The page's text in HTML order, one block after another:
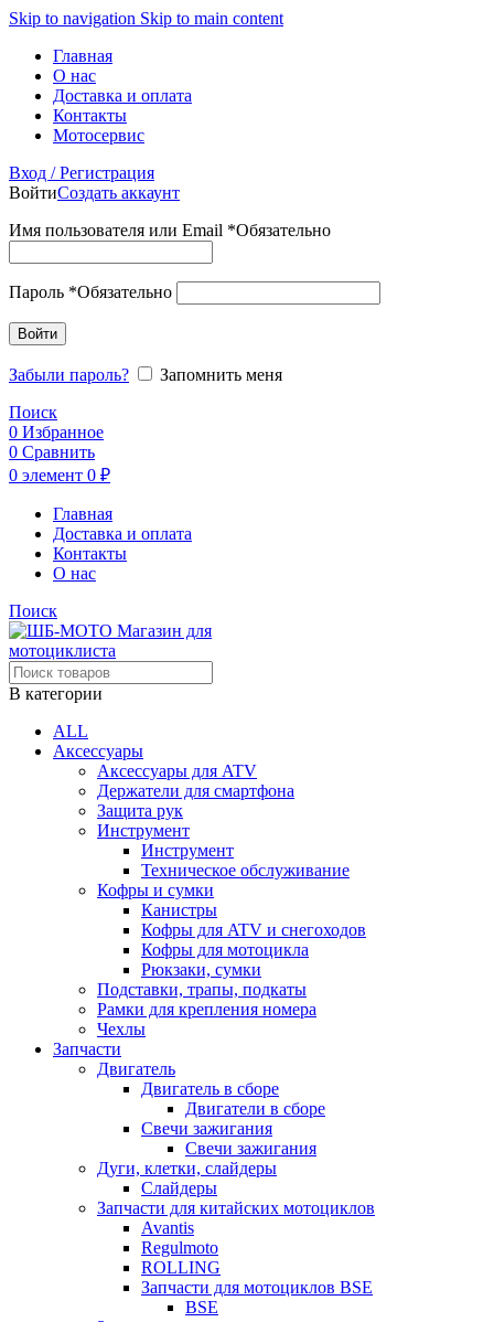
Skip to navigation Skip to main content
Главная
О нас
Доставка и оплата
Контакты
Мотосервис
Вход / Регистрация
ВойтиСоздать аккаунт
Имя пользователя или Email *Обязательно
Пароль *Обязательно
Войти
Забыли пароль?
Запомнить меня
Поиск
0 Избранное
0 Сравнить
0 элемент 0 ₽
Главная
Доставка и оплата
Контакты
О нас
Поиск
В категории
ALL
Аксессуары
Аксессуары для ATV
Держатели для смартфона
Защита рук
Инструмент
Инструмент
Техническое обслуживание
Кофры и сумки
Канистры
Кофры для ATV и снегоходов
Кофры для мотоцикла
Рюкзаки, сумки
Подставки, трапы, подкаты
Рамки для крепления номера
Чехлы
Запчасти
Двигатель
Двигатель в сборе
Двигатели в сборе
Свечи зажигания
Свечи зажигания
Дуги, клетки, слайдеры
Слайдеры
Запчасти для китайских мотоциклов
Avantis
Regulmoto
ROLLING
Запчасти для мотоциклов BSE
BSE